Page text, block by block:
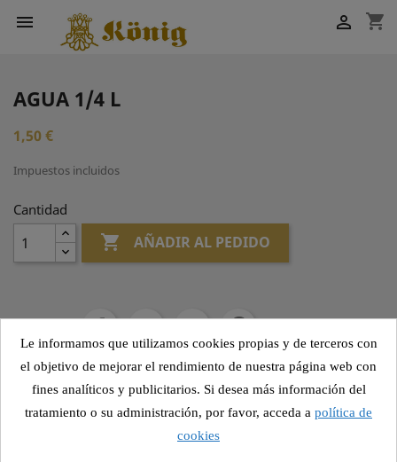
 shopping_cart

AGUA 1/4 L
1,50 €
Impuestos incluidos
Cantidad
 AÑADIR AL PEDIDO
Pago seguro
Le informamos que utilizamos cookies propias y de terceros con
el objetivo de mejorar el rendimiento de nuestra página web con
fines analíticos y publicitarios. Si desea más información del
tratamiento o su administración, por favor, acceda a política de
cookies